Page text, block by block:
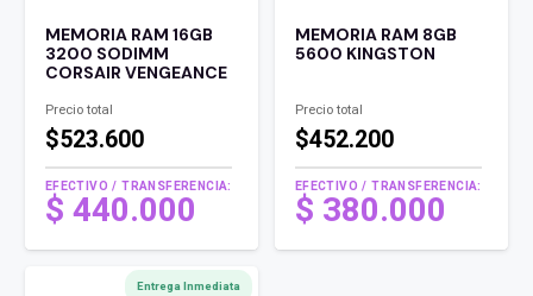
MEMORIA RAM 16GB
3200 SODIMM
CORSAIR VENGEANCE
Precio total
$523.600
EFECTIVO / TRANSFERENCIA:
$440.000
MEMORIA RAM 8GB
5600 KINGSTON
Precio total
$452.200
EFECTIVO / TRANSFERENCIA:
$ 380.000
Entrega Inmediata